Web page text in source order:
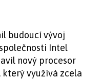
budoucí vývoj
Intel
nový procesor
který využívá zcela